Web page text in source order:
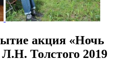
акция «Ночь
Л.Н. Толстого 2019